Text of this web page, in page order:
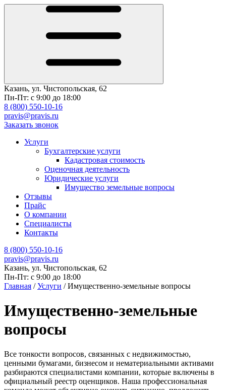
Казань, ул. Чистопольская, 62
Пн-Пт: с 9:00 до 18:00
8 (800) 550-10-16
pravis@pravis.ru
Заказать звонок
Услуги
Бухгалтерские услуги
Кадастровая стоимость
Оценочная деятельность
Юридические услуги
Имущество земельные вопросы
Отзывы
Прайс
О компании
Специалисты
Контакты
8 (800) 550-10-16
pravis@pravis.ru
Казань, ул. Чистопольская, 62
Пн-Пт: с 9:00 до 18:00
Главная /Услуги /Имущественно-земельные вопросы
Имущественно-земельные
вопросы
Все тонкости вопросов, связанных с недвижимостью,
ценными бумагами, бизнесом и нематериальными активами
разбираются специалистами компании, которые включены в
официальный реестр оценщиков. Наша профессиональная